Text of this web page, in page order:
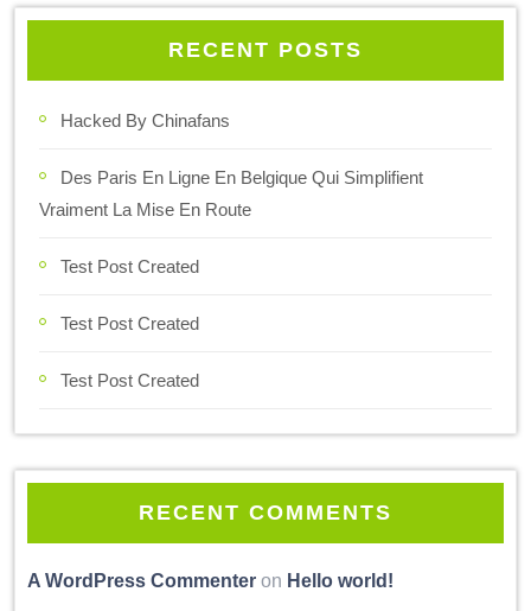
RECENT POSTS
Hacked By Chinafans
Des Paris En Ligne En Belgique Qui Simplifient
Vraiment La Mise En Route
Test Post Created
Test Post Created
Test Post Created
RECENT COMMENTS
A WordPress Commenter on Hello world!